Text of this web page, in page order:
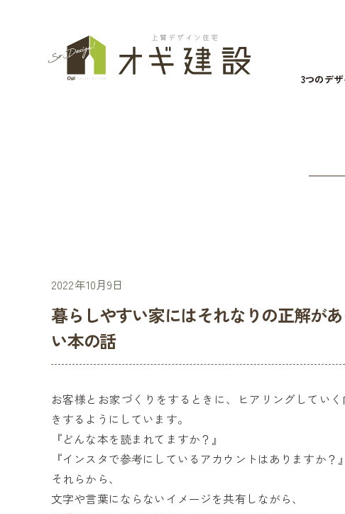
3つのデ
2022年10月9日
暮らしやすい家にはそれなりの正解が
い本の話
お客様とお家づくりをするときに、ヒアリングしてい
きするようにしています。
『どんな本を読まれてますか？』
『インスタで参考にしているアカウントはありますか？』
それらから、
文字や言葉にならないイメージを共有しながら、